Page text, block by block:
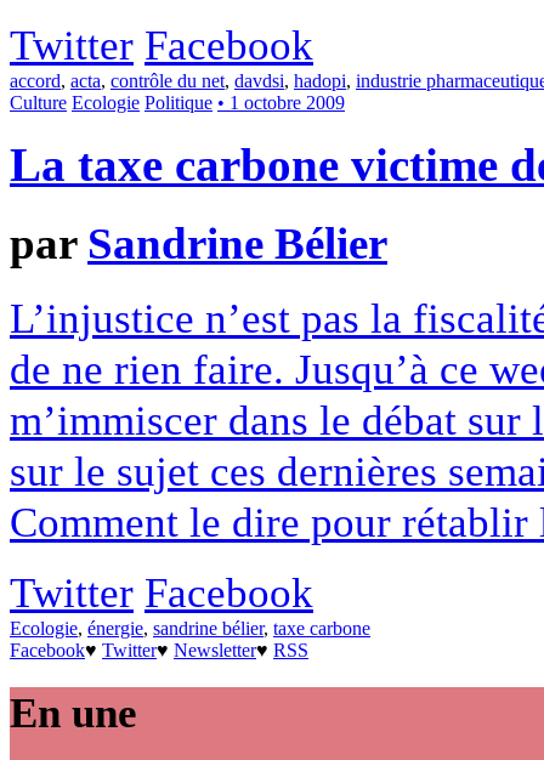
Twitter Facebook
accord, acta, contrôle du net, davdsi, hadopi, industrie
Culture Ecologie Politique • 1 octobre 2009
La taxe carbone victime
par Sandrine Bélier
L’injustice n’est pas la
de ne rien faire. Jusqu’à ce
m’immiscer dans le débat
sur le sujet ces dernières
Comment le dire pour
Twitter Facebook
Ecologie, énergie, sandrine bélier, taxe carbone
Facebook♥ Twitter♥ Newsletter♥ RSS
En une